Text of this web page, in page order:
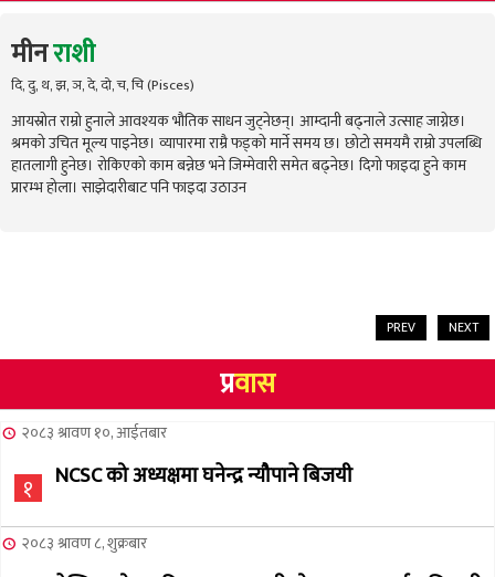
मीनराशी
दि, दु, थ, झ, ञ, दे, दो, च, चि (Pisces)
आयस्रोत राम्रो हुनाले आवश्यक भौतिक साधन जुट्नेछन्। आम्दानी बढ्नाले उत्साह जाग्नेछ।
श्रमको उचित मूल्य पाइनेछ। व्यापारमा राम्रै फड्को मार्ने समय छ। छोटो समयमै राम्रो उपलब्धि
हातलागी हुनेछ। रोकिएको काम बन्नेछ भने जिम्मेवारी समेत बढ्नेछ। दिगो फाइदा हुने काम
प्रारम्भ होला। साझेदारीबाट पनि फाइदा उठाउन
PREV NEXT
प्रवास
२०८३ श्रावण १०, आईतबार
१ NCSC को अध्यक्षमा घनेन्द्र न्यौपाने बिजयी
२०८३ श्रावण ८, शुक्रबार